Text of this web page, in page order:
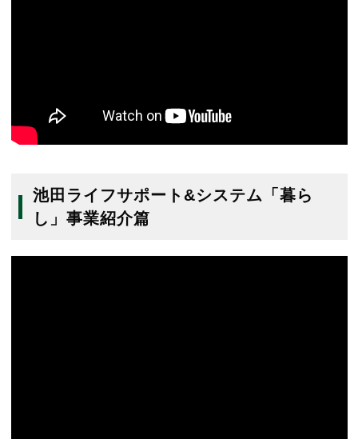
池田ライフサポート&システム「暮ら
し」事業紹介篇